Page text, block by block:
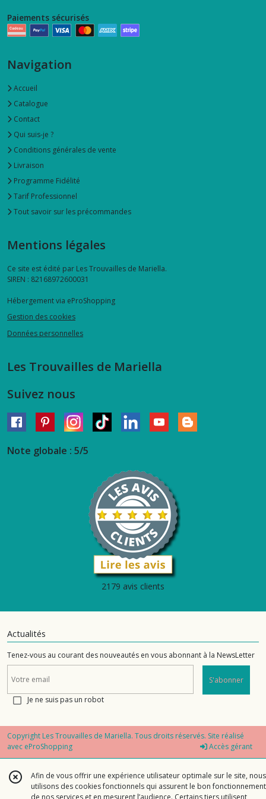
Paiements sécurisés
Navigation
Accueil
Catalogue
Contact
Qui suis-je ?
Conditions générales de vente
Livraison
Programme Fidélité
Tarif Professionnel
Tout savoir sur les précommandes
Mentions légales
Ce site est édité par Les Trouvailles de Mariella.
SIREN : 82168972600031
Hébergement via eProShopping
Gestion des cookies
Données personnelles
Les Trouvailles de Mariella
Suivez nous
Note globale : 5/5
2179 avis clients
Actualités
Tenez-vous au courant des nouveautés en vous abonnant à la NewsLetter
S'abonner
Je ne suis pas un robot
Copyright Les Trouvailles de Mariella. Tous droits réservés. Site réalisé
avec eProShopping Accès gérant
Afin de vous offrir une expérience utilisateur optimale sur le site, nous
utilisons des cookies fonctionnels qui assurent le bon fonctionnement
de nos services et en mesurent l’audience. Certains tiers utilisent